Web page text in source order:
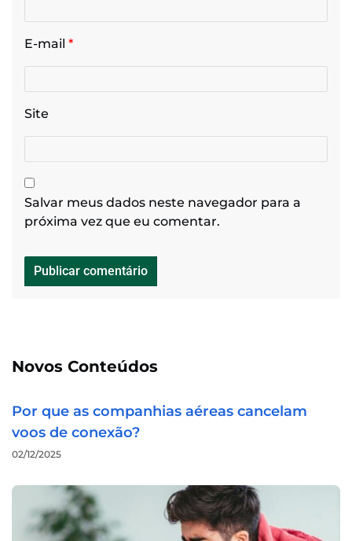
E-mail *
Site
Salvar meus dados neste navegador para a
próxima vez que eu comentar.
Novos Conteúdos
Por que as companhias aéreas cancelam
voos de conexão?
02/12/2025